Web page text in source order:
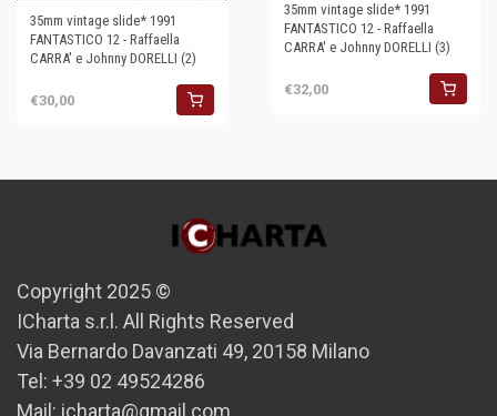
35mm vintage slide* 1991
FANTASTICO 12 - Raffaella
CARRA' e Johnny DORELLI (2)
€30,00
35mm vintage slide* 1991
FANTASTICO 12 - Raffaella
CARRA' e Johnny DORELLI (3)
€32,00
Copyright 2025 ©
ICharta s.r.l. All Rights Reserved
Via Bernardo Davanzati 49, 20158 Milano
Tel: +39 02 49524286
Mail: icharta@gmail.com